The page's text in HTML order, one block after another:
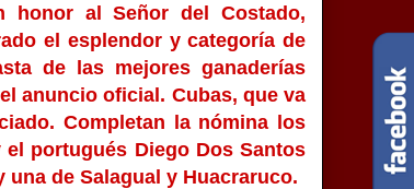
honor al Señor del Costado,
el esplendor y categoría de
de las mejores ganaderías
anuncio oficial. Cubas, que va
Completan la nómina los
portugués Diego Dos Santos
de Salagual y Huacraruco.